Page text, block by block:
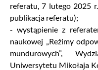
referatu, 7 lutego 2025
publikacja referatu);
- wystąpienie z
naukowej „Reżimy
mundurowych”,
Uniwersytetu Mikołaja